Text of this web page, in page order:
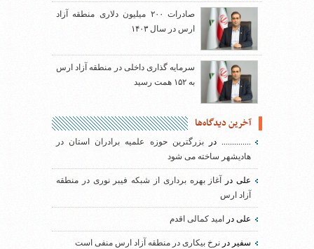
صادرات ۲۰۰ میلیون دلاری منطقه آزاد
ارس در سال ۱۴۰۳
سرمایه گذاری داخلی در منطقه آزاد ارس
به ۱۵۲ همت رسید
آخرین دیدگاه‌ها
..............دربزرگترین حوزه علمیه برادران استان در
هادیشهر ساخته می شود
علیدر
آغاز بهره برداری از شبکه فیبر نوری در منطقه
آزاد ارس
علی در امید کمالی اقدم
سفیر در نرخ بیکاری در منطقه آزاد ارس منفی است